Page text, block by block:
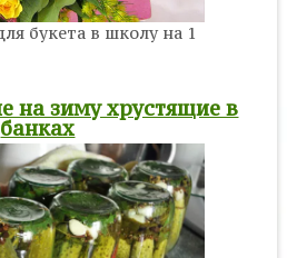
букета в школу на 1
на зиму хрустящие в
банках